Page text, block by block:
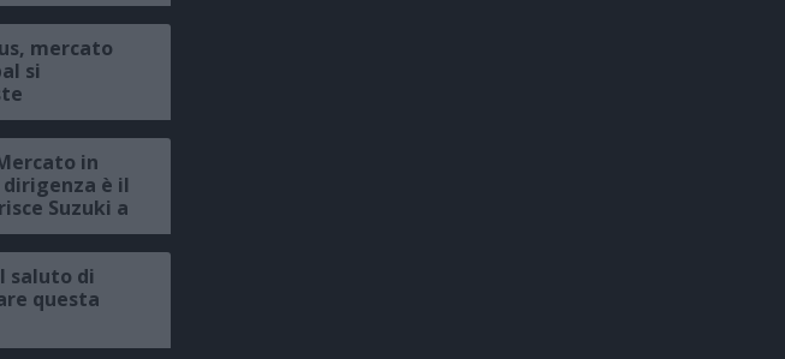
mercato
si
in
è il
Suzuki a
saluto di
questa